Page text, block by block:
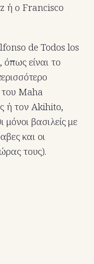
ή ο Francisco
de Todos los
είναι το
του Maha
ή τον Akihito,
βασιλείς με
και οι
τους).